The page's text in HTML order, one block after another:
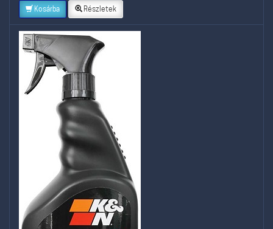
Kosárba Részletek